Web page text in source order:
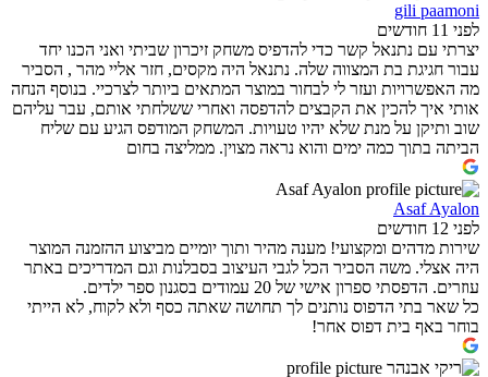
gili paamoni
לפני 11 חודשים
יצרתי עם נתנאל קשר כדי להדפיס משחק זיכרון שביתי ואני הכנו יחד
עבור חגיגת בת המצווה שלה. נתנאל היה מקסים, חזר אליי מהר , הסביר
מה האפשרויות ועזר לי לבחור במוצר המתאים ביותר לצרכיי. בנוסף הנחה
אותי איך להכין את הקבצים להדפסה ואחרי ששלחתי אותם, עבר עליהם
שוב ותיקן על מנת שלא יהיו טעויות. המשחק המודפס הגיע עם שליח
הביתה בתוך כמה ימים והוא נראה מצוין. ממליצה בחום
Asaf Ayalon
לפני 12 חודשים
שירות מדהים ומקצועי! מענה מהיר ותוך יומיים מביצוע ההזמנה המוצר
היה אצלי. משה הסביר הכל לגבי העיצוב בסבלנות וגם המדריכים באתר
עוזרים. הדפסתי ספרון אישי של 20 עמודים בסגנון ספר ילדים.
כל שאר בתי הדפוס נותנים לך תחושה שאתה כסף ולא לקוח, לא הייתי
בוחר באף בית דפוס אחר!